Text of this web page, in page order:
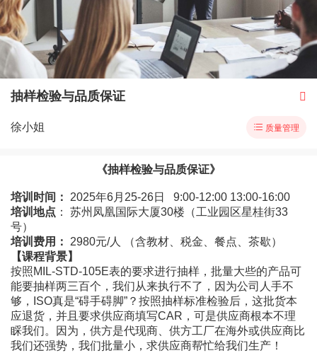
抽样检验与品质保证 
徐小姐  质量管理
《抽样检验与品质保证》
培训时间：
2025年6月25-26日 9:00-12:00 13:00-16:00
培训地点 ： 苏州凤凰国际大厦30楼（工业园区星桂街33
号）
培训费用：
2980元/人
（含教材、税金、餐点、茶歇）
【课程背景】
按照 MIL-STD-105E表的要求进行抽样，批量大些的产品可
能要抽样两三百个，我们从来执行不了，因为公司人手不
够，ISO真是“碍手碍脚”？按照抽样标准检验后，这批货本
应退货，并且要求供应商填写CAR，可是供应商根本不理
睬我们。因为，供方是代现商、供方工厂在海外或供应商比
我们还强势，我们批量小，求供应商帮忙给我们生产！